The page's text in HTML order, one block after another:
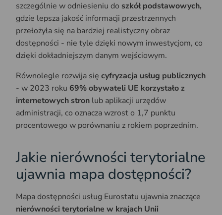
szczególnie w odniesieniu do szkół podstawowych,
gdzie lepsza jakość informacji przestrzennych
przełożyła się na bardziej realistyczny obraz
dostępności - nie tyle dzięki nowym inwestycjom, co
dzięki dokładniejszym danym wejściowym.
Równolegle rozwija się cyfryzacja usług publicznych
- w 2023 roku 69% obywateli UE korzystało z
internetowych stron lub aplikacji urzędów
administracji, co oznacza wzrost o 1,7 punktu
procentowego w porównaniu z rokiem poprzednim.
Jakie nierówności terytorialne
ujawnia mapa dostępności?
Mapa dostępności usług Eurostatu ujawnia znaczące
nierówności terytorialne w krajach Unii